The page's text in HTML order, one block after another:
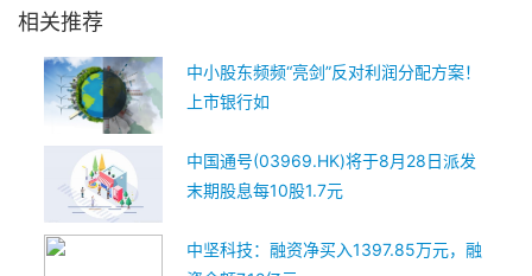
相关推荐
中小股东频频“亮剑”反对利润分配方案！
上市银行如
中国通号(03969.HK)将于8月28日派发
末期股息每10股1.7元
中坚科技：融资净买入1397.85万元，融